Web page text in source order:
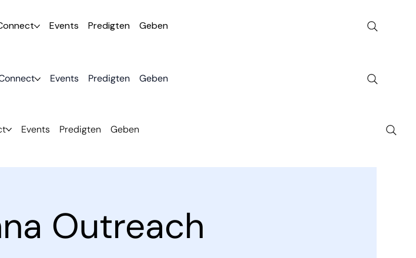
Events Predigten Geben
Events Predigten Geben
Events Predigten Geben
Outreach